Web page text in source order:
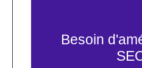
Besoin